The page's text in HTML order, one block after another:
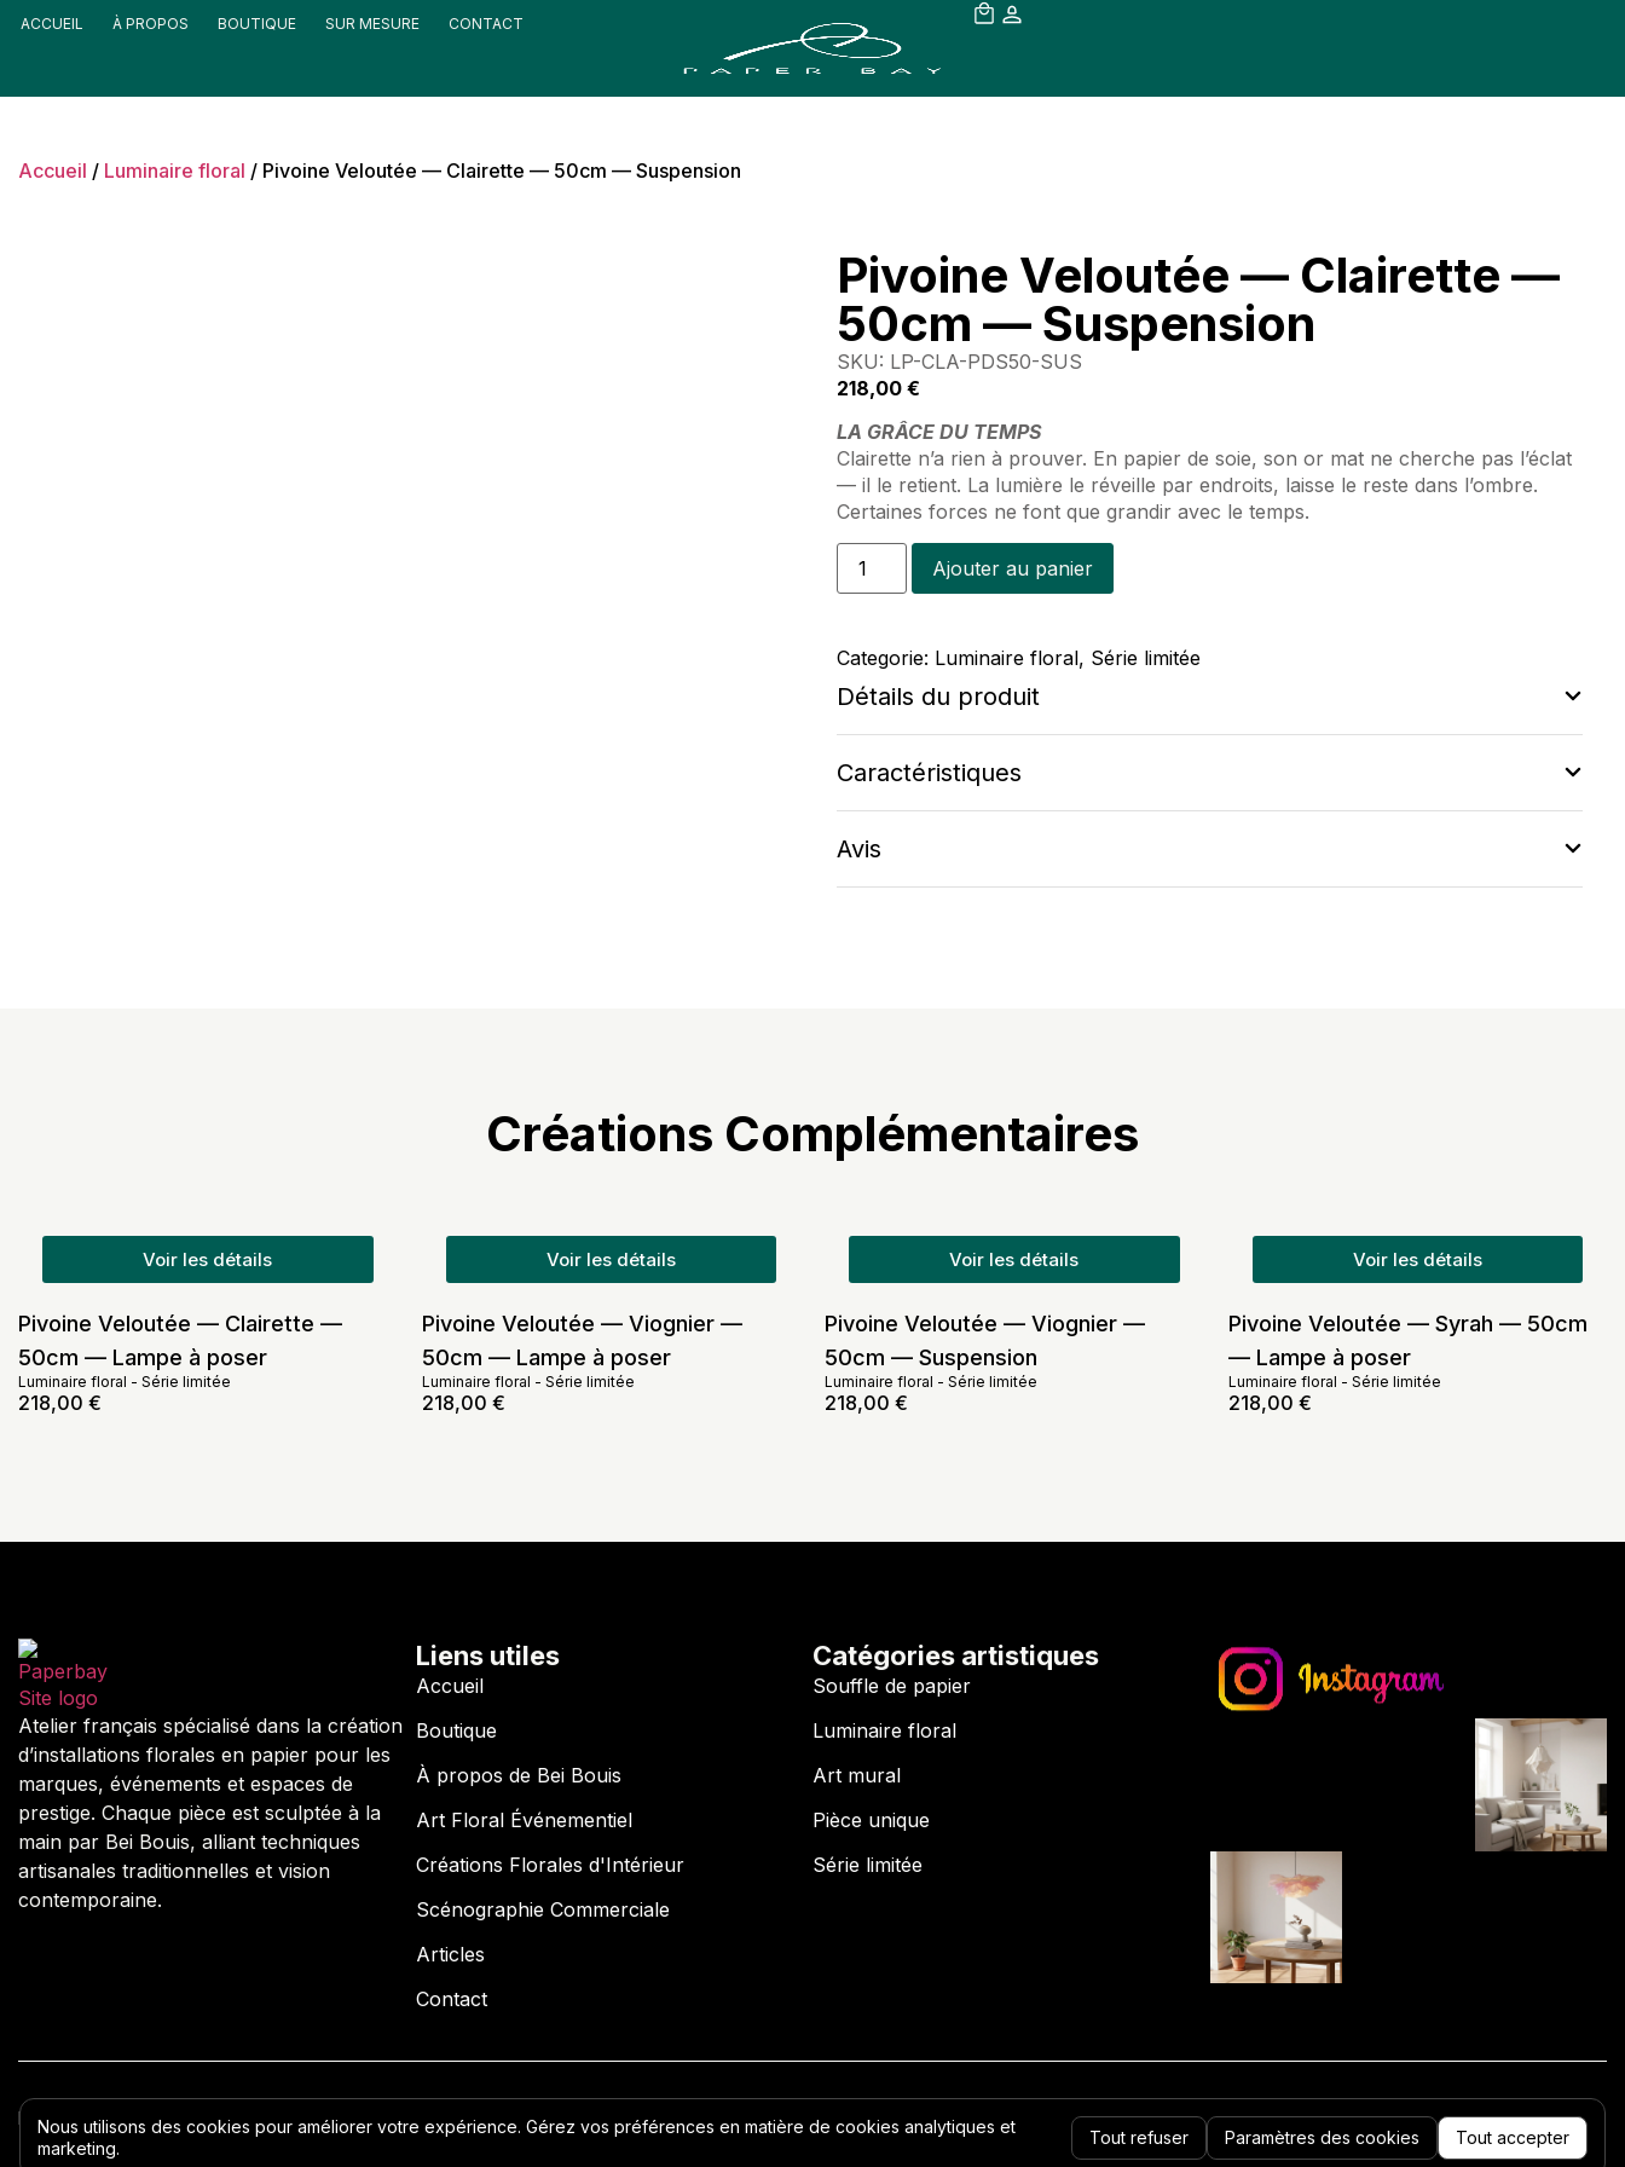
ACCUEIL À PROPOS BOUTIQUE SUR MESURE CONTACT
Accueil / Luminaire floral / Pivoine Veloutée — Clairette — 50cm — Suspension
Pivoine Veloutée — Clairette —
50cm — Suspension
SKU: LP-CLA-PDS50-SUS
218,00 €
LA GRÂCE DU TEMPS
Clairette n’a rien à prouver. En papier de soie, son or mat ne cherche pas l’éclat
— il le retient. La lumière le réveille par endroits, laisse le reste dans l’ombre.
Certaines forces ne font que grandir avec le temps.
Ajouter au panier
Categorie: Luminaire floral, Série limitée
Détails du produit
Caractéristiques
Avis
Créations Complémentaires
Voir les détails
Pivoine Veloutée — Clairette —
50cm — Lampe à poser
Luminaire floral - Série limitée
218,00 €
Voir les détails
Pivoine Veloutée — Viognier —
50cm — Lampe à poser
Luminaire floral - Série limitée
218,00 €
Voir les détails
Pivoine Veloutée — Viognier —
50cm — Suspension
Luminaire floral - Série limitée
218,00 €
Voir les détails
Pivoine Veloutée — Syrah — 50cm
— Lampe à poser
Luminaire floral - Série limitée
218,00 €
Atelier français spécialisé dans la création
d’installations florales en papier pour les
marques, événements et espaces de
prestige. Chaque pièce est sculptée à la
main par Bei Bouis, alliant techniques
artisanales traditionnelles et vision
contemporaine.
Liens utiles
Accueil
Boutique
À propos de Bei Bouis
Art Floral Événementiel
Créations Florales d'Intérieur
Scénographie Commerciale
Articles
Contact
Catégories artistiques
Souffle de papier
Luminaire floral
Art mural
Pièce unique
Série limitée
Paperbay 2026 © Tous droits réservésConditions généralesPolitique de confidentialité Politique de remboursement
Nous utilisons des cookies pour améliorer votre expérience. Gérez vos préférences en matière de cookies analytiques et
marketing.
Tout refuser Paramètres des cookies
Tout accepter
Paramètres des cookies